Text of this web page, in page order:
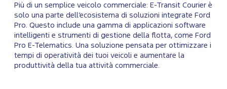
Più di un semplice veicolo commerciale: E-Transit Courier è
solo una parte dell’ecosistema di soluzioni integrate Ford
Pro. Questo include una gamma di applicazioni software
intelligenti e strumenti di gestione della flotta, come Ford
Pro E-Telematics. Una soluzione pensata per ottimizzare i
tempi di operatività dei tuoi veicoli e aumentare la
produttività della tua attività commerciale.